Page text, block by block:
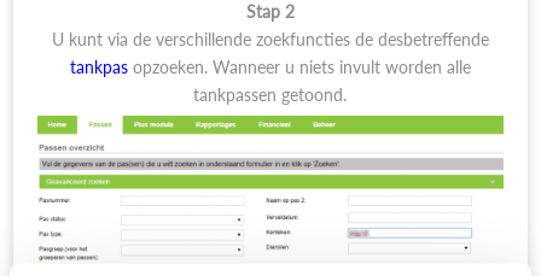
Stap 2
U kunt via de verschillende zoekfuncties de desbetreffende
tankpasopzoeken. Wanneer u niets invult worden alle
tankpassen getoond.